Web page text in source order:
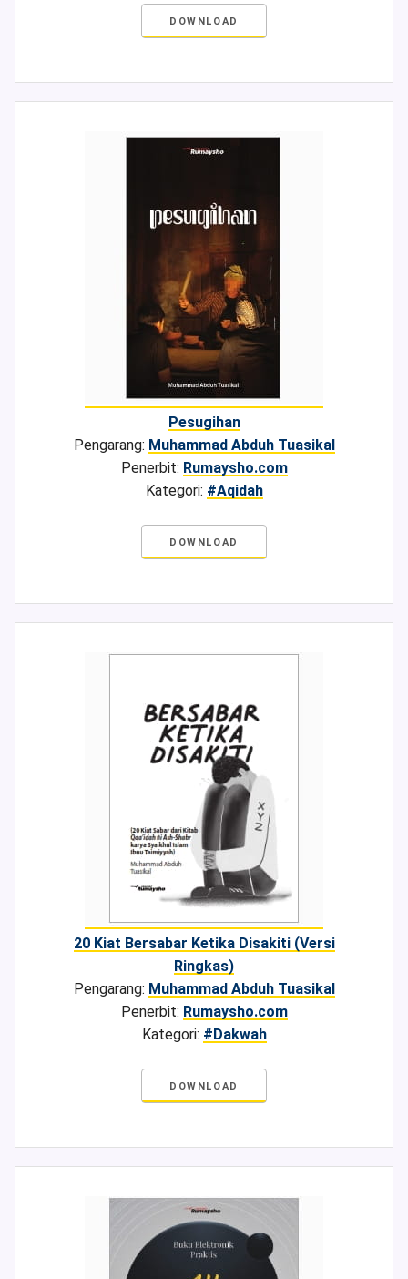
DOWNLOAD
Pesugihan
Pengarang: Muhammad Abduh Tuasikal
Penerbit: Rumaysho.com
Kategori: #Aqidah
DOWNLOAD
20 Kiat Bersabar Ketika Disakiti (Versi
Ringkas)
Pengarang: Muhammad Abduh Tuasikal
Penerbit: Rumaysho.com
Kategori: #Dakwah
DOWNLOAD